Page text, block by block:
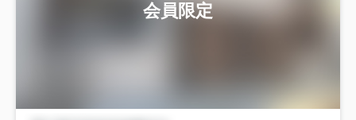
会員限定